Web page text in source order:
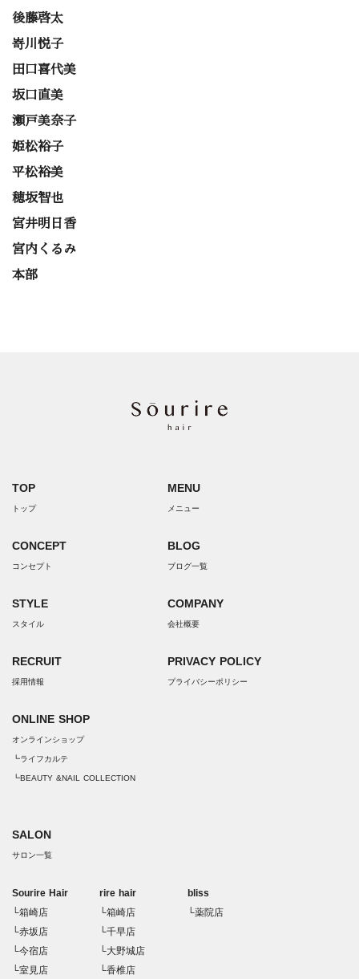
後藤啓太
嵜川悦子
田口喜代美
坂口直美
瀬戸美奈子
姫松裕子
平松裕美
穂坂智也
宮井明日香
宮内くるみ
本部
TOP
トップ
CONCEPT
コンセプト
STYLE
スタイル
RECRUIT
採用情報
ONLINE SHOP
オンラインショップ
┗ライフカルテ
┗BEAUTY &NAIL COLLECTION
MENU
メニュー
BLOG
ブログ一覧
COMPANY
会社概要
PRIVACY POLICY
プライバシーポリシー
SALON
サロン一覧
Sourire Hair
└箱崎店
└赤坂店
└今宿店
└室見店
rire hair
└箱崎店
└千早店
└大野城店
└香椎店
bliss
└薬院店